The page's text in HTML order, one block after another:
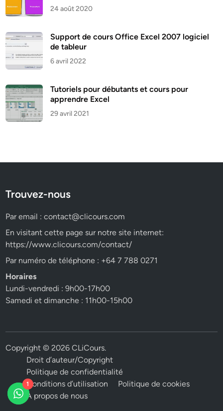
24 août 2020
Support de cours Office Excel 2007 logiciel
de tableur
6 avril 2022
Tutoriels pour débutants et cours pour
apprendre Excel
29 avril 2021
Trouvez-nous
Par email :contact@clicours.com
En visitant cette page sur notre site internet:
https://www.clicours.com/contact/
Par numéro de téléphone : +64 7 788 0271
Horaires
Lundi-vendredi : 9h00-17h00
Samedi et dimanche : 11h00-15h00
Copyright © 2026CLiCours.
Droit d’auteur/Copyright
Politique de confidentialité
Conditions d’utilisation
Politique de cookies
A propos de nous
1